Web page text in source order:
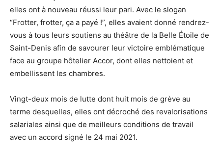
elles ont à nouveau réussi leur pari. Avec le slogan
“Frotter, frotter, ça a payé !”, elles avaient donné rendrez-
vous à tous leurs soutiens au théâtre de la Belle Étoile de
Saint-Denis afin de savourer leur victoire emblématique
face au groupe hôtelier Accor, dont elles nettoient et
embellissent les chambres.
Vingt-deux mois de lutte dont huit mois de grève au
terme desquelles, elles ont décroché des revalorisations
salariales ainsi que de meilleurs conditions de travail
avec un accord signé le 24 mai 2021.